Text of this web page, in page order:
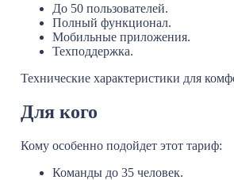
До 50 пользователей.
Полный функционал.
Мобильные приложения.
Техподдержка.
Технические характеристики для
Для кого
Кому особенно подойдет этот тариф:
Команды до 35 человек.